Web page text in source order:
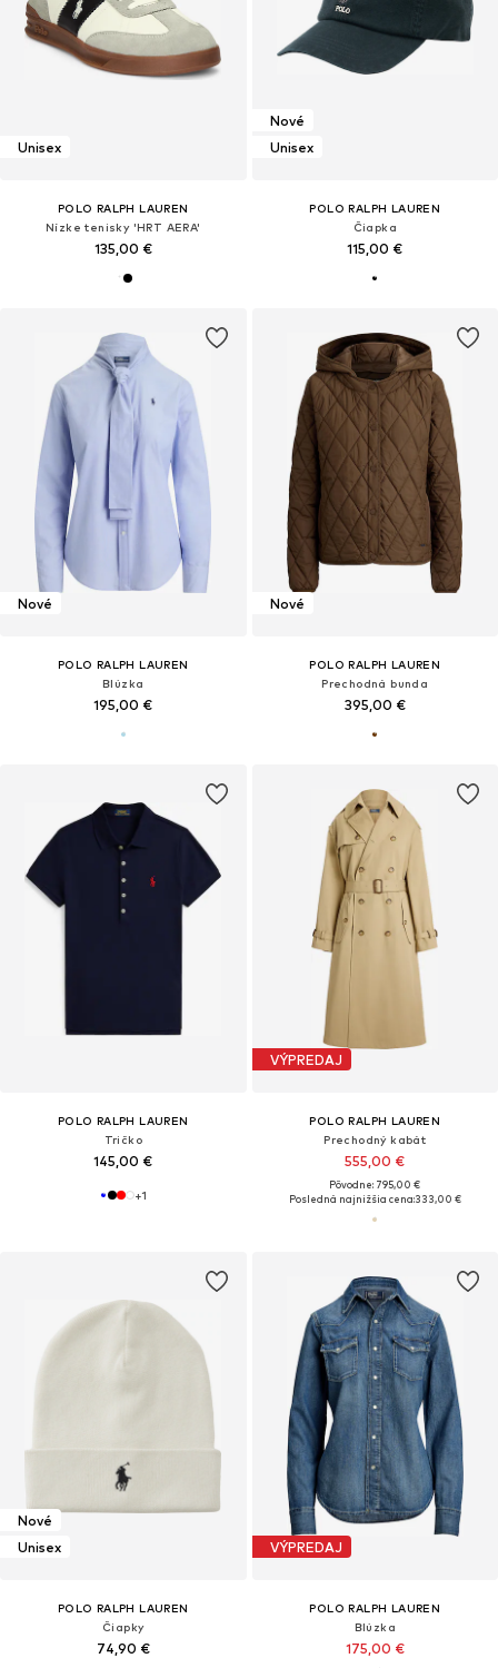
Unisex
POLO RALPH LAUREN
Nízke tenisky 'HRT AERA'
135,00 €
Nové
Unisex
POLO RALPH LAUREN
Čiapka
115,00 €
Nové
POLO RALPH LAUREN
Blúzka
195,00 €
Nové
POLO RALPH LAUREN
Prechodná bunda
395,00 €
POLO RALPH LAUREN
Tričko
145,00 €
+1
VÝPREDAJ
POLO RALPH LAUREN
Prechodný kabát
555,00 €
Pôvodne: 795,00 €
Posledná najnižšia cena:333,00 €
Nové
Unisex
POLO RALPH LAUREN
Čiapky
74,90 €
VÝPREDAJ
POLO RALPH LAUREN
Blúzka
175,00 €